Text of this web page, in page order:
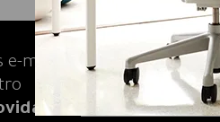
mails e